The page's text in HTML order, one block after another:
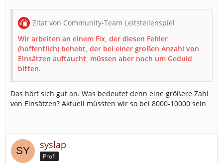
Zitat von Community-Team Leitstellenspiel
Wir arbeiten an einem Fix, der diesen Fehler
(hoffentlich) behebt, der bei einer großen Anzahl von
Einsätzen auftaucht, müssen aber noch um Geduld
bitten.
Das hört sich gut an. Was bedeutet denn eine größere Zahl
von Einsätzen? Aktuell müssten wir so bei 8000-10000 sein
syslap
Profi